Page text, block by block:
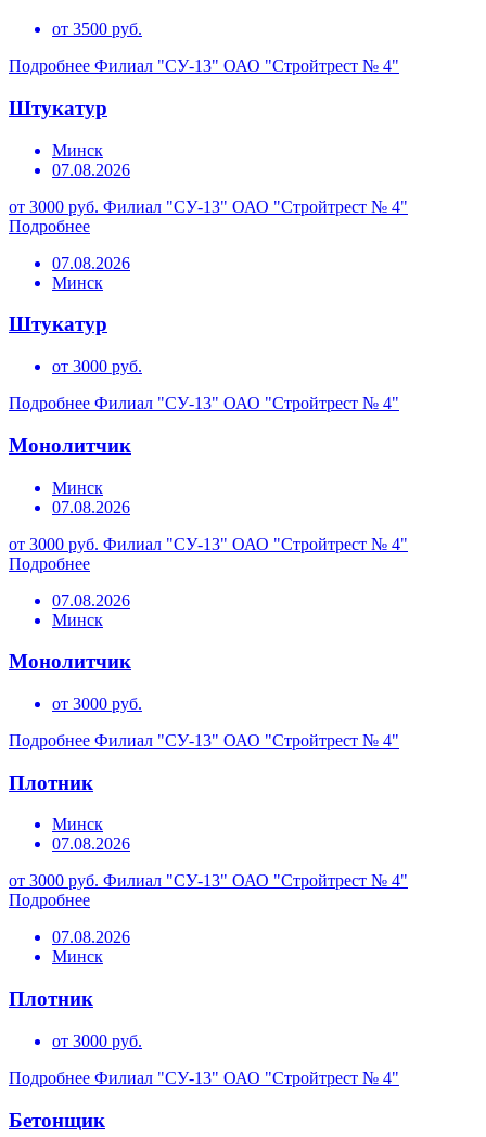
от 3500 руб.
Подробнее Филиал "СУ-13" ОАО "Стройтрест № 4"
Штукатур
Минск
07.08.2026
от 3000 руб. Филиал "СУ-13" ОАО "Стройтрест № 4"
Подробнее
07.08.2026
Минск
Штукатур
от 3000 руб.
Подробнее Филиал "СУ-13" ОАО "Стройтрест № 4"
Монолитчик
Минск
07.08.2026
от 3000 руб. Филиал "СУ-13" ОАО "Стройтрест № 4"
Подробнее
07.08.2026
Минск
Монолитчик
от 3000 руб.
Подробнее Филиал "СУ-13" ОАО "Стройтрест № 4"
Плотник
Минск
07.08.2026
от 3000 руб. Филиал "СУ-13" ОАО "Стройтрест № 4"
Подробнее
07.08.2026
Минск
Плотник
от 3000 руб.
Подробнее Филиал "СУ-13" ОАО "Стройтрест № 4"
Бетонщик